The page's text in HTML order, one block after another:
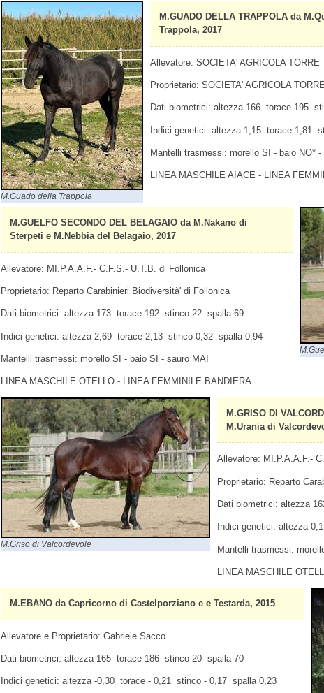
M.Guado della Trappola
M.GUADO DELLA TRAPPOLA da
Trappola, 2017
Allevatore: SOCIETA' AGRICOLA
Proprietario: SOCIETA' AGRICOLA
Dati biometrici: altezza 166 torace 195
Indici genetici: altezza 1,15 torace 1,81
Mantelli trasmessi: morello SI - baio NO* -
LINEA MASCHILE AIACE - LINEA
M.GUELFO SECONDO DEL BELAGAIO da M.Nakano di
Sterpeti e M.Nebbia del Belagaio, 2017
Allevatore: MI.P.A.A.F.- C.F.S.- U.T.B. di Follonica
Proprietario: Reparto Carabinieri Biodiversità' di Follonica
Dati biometrici: altezza 173 torace 192 stinco 22 spalla 69
Indici genetici: altezza 2,69 torace 2,13 stinco 0,32 spalla 0,94
Mantelli trasmessi: morello SI - baio SI - sauro MAI
LINEA MASCHILE OTELLO - LINEA FEMMINILE BANDIERA
M.Griso di Valcordevole
M.GRISO DI
M.Urania di
Allevatore: MI.P.A.A.F.-
Proprietario: Reparto
Dati biometrici: altezza
Indici genetici: altezza
Mantelli trasmessi:
LINEA MASCHILE
M.EBANO da Capricorno di Castelporziano e e Testarda, 2015
Allevatore e Proprietario: Gabriele Sacco
Dati biometrici: altezza 165 torace 186 stinco 20 spalla 70
Indici genetici: altezza -0,30 torace - 0,21 stinco - 0,17 spalla 0,23